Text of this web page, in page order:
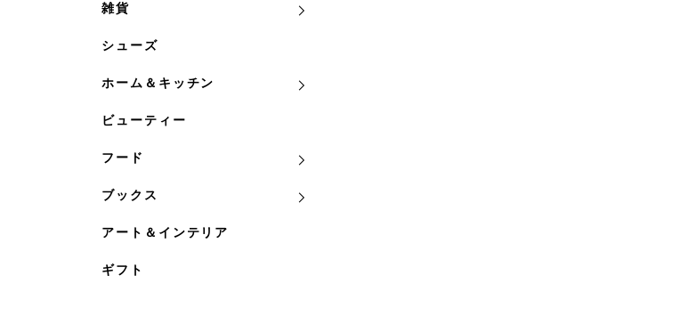
雑貨
シューズ
ホーム＆キッチン
ビューティー
フード
ブックス
アート＆インテリア
ギフト